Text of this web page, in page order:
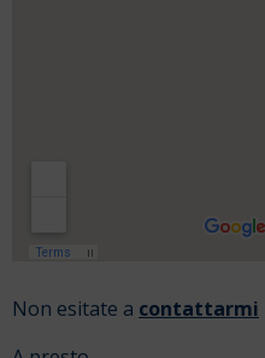
Non esitate a contattarmi